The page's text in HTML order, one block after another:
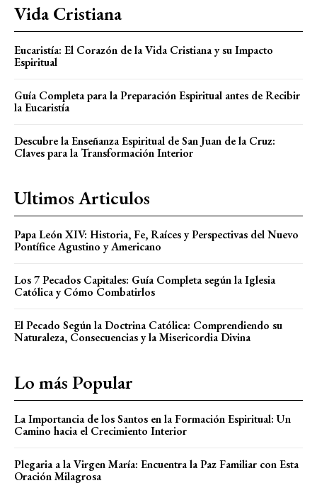
Vida Cristiana
Eucaristía: El Corazón de la Vida Cristiana y su Impacto
Espiritual
Guía Completa para la Preparación Espiritual antes de Recibir
la Eucaristía
Descubre la Enseñanza Espiritual de San Juan de la Cruz:
Claves para la Transformación Interior
Ultimos Articulos
Papa León XIV: Historia, Fe, Raíces y Perspectivas del Nuevo
Pontífice Agustino y Americano
Los 7 Pecados Capitales: Guía Completa según la Iglesia
Católica y Cómo Combatirlos
El Pecado Según la Doctrina Católica: Comprendiendo su
Naturaleza, Consecuencias y la Misericordia Divina
Lo más Popular
La Importancia de los Santos en la Formación Espiritual: Un
Camino hacia el Crecimiento Interior
Plegaria a la Virgen María: Encuentra la Paz Familiar con Esta
Oración Milagrosa